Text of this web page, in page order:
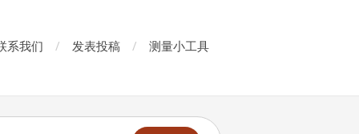
系我们 发表投稿 测量小工具